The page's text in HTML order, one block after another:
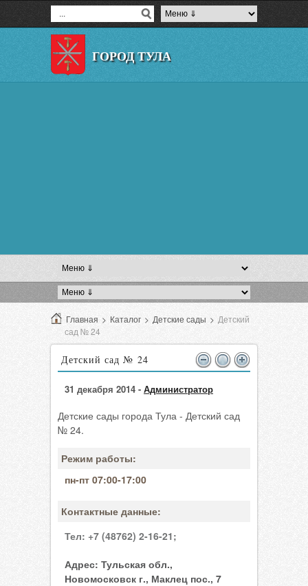
ГОРОД ТУЛА
Главная > Каталог > Детские сады > Детский
сад № 24
Детский сад № 24
31 декабря 2014 - Администратор
Детские сады города Тула - Детский сад
№ 24.
Режим работы:
пн-пт 07:00-17:00
Контактные данные:
Тел: +7 (48762) 2-16-21;
Адрес: Тульская обл.,
Новомосковск г., Маклец пос., 7